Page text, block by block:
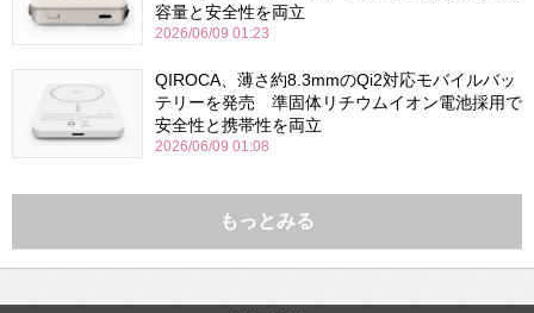
容量と安全性を両立
2026/06/09 01:23
QIROCA、薄さ約8.3mmのQi2対応モバイルバッ
テリーを発売 準固体リチウムイオン電池採用で
安全性と携帯性を両立
2026/06/09 01:08
もっとみる